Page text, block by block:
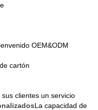
OEM&ODM
cartón
clientes un servicio
La capacidad de